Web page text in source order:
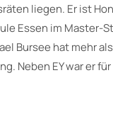
liegen. Er ist
Essen im Master-
Bursee hat mehr
Neben EY war er für